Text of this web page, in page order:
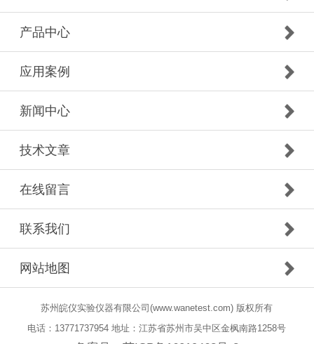
产品中心
应用案例
新闻中心
技术文章
在线留言
联系我们
网站地图
苏州皖仪实验仪器有限公司(www.wanetest.com) 版权所有
电话：13771737954 地址：江苏省苏州市吴中区金枫南路1258号